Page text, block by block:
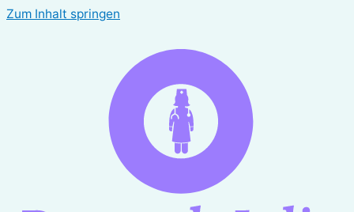
Zum Inhalt springen